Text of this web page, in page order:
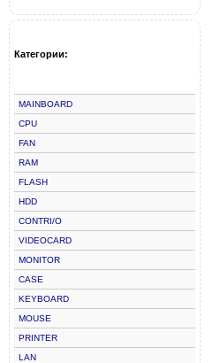
Категории:
MAINBOARD
CPU
FAN
RAM
FLASH
HDD
CONTRI/O
VIDEOCARD
MONITOR
CASE
KEYBOARD
MOUSE
PRINTER
LAN